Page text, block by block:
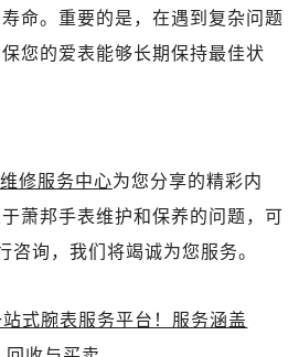
命。重要的是，在遇到复杂问题
您的爱表能够长期保持最佳状
修服务中心为您分享的精彩内
萧邦手表维护和保养的问题，可
咨询，我们将竭诚为您服务。